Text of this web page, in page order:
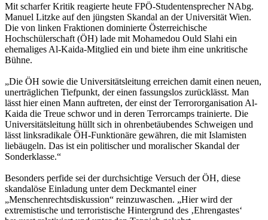
​Mit scharfer Kritik reagierte heute FPÖ-Studentensprecher NAbg.
Manuel Litzke auf den jüngsten Skandal an der Universität Wien.
Die von linken Fraktionen dominierte Österreichische
Hochschülerschaft (ÖH) lade mit Mohamedou Ould Slahi ein
ehemaliges Al-Kaida-Mitglied ein und biete ihm eine unkritische
Bühne.
​„Die ÖH sowie die Universitätsleitung erreichen damit einen neuen,
unerträglichen Tiefpunkt, der einen fassungslos zurücklässt. Man
lässt hier einen Mann auftreten, der einst der Terrororganisation Al-
Kaida die Treue schwor und in deren Terrorcamps trainierte. Die
Universitätsleitung hüllt sich in ohrenbetäubendes Schweigen und
lässt linksradikale ÖH-Funktionäre gewähren, die mit Islamisten
liebäugeln. Das ist ein politischer und moralischer Skandal der
Sonderklasse.“
​Besonders perfide sei der durchsichtige Versuch der ÖH, diese
skandalöse Einladung unter dem Deckmantel einer
„Menschenrechtsdiskussion“ reinzuwaschen. „Hier wird der
extremistische und terroristische Hintergrund des ‚Ehrengastes‘